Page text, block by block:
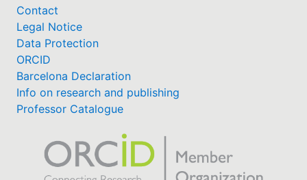
Contact
Legal Notice
Data Protection
ORCID
Barcelona Declaration
Info on research and publishing
Professor Catalogue